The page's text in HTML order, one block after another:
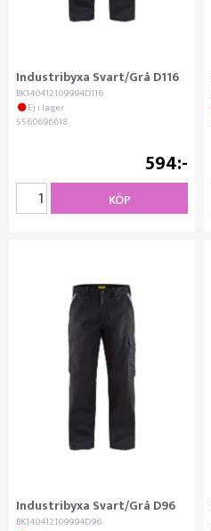
Industribyxa Svart/Grå D116
BK140412109994D116
Ej i lager
5560696618
594
KÖP
Industribyxa Svart/Grå D96
BK140412109994D96